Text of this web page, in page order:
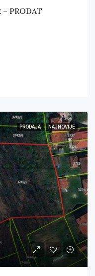
– PRODAT
PRODAJA NAJNOVIJE